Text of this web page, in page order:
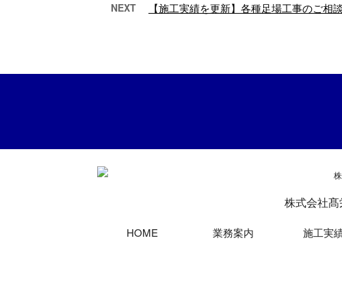
は安全が
NEXT 【施工実績を更新】各種足場工事のご相
株式会社
HOME 業務案内 施工実